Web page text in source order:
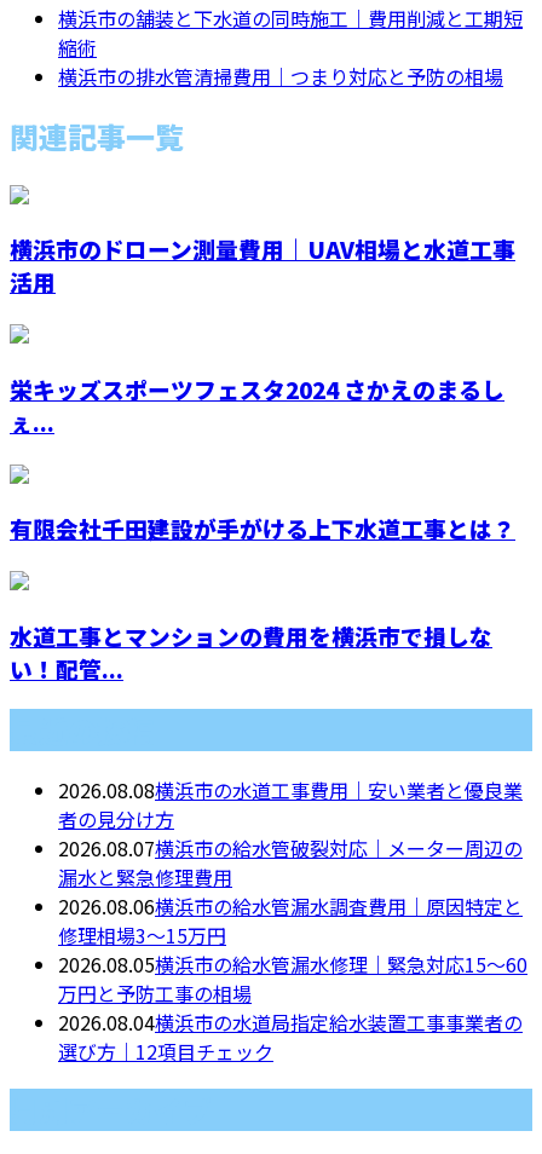
横浜市の舗装と下水道の同時施工｜費用削減と工期短
縮術
横浜市の排水管清掃費用｜つまり対応と予防の相場
関連記事一覧
横浜市のドローン測量費用｜UAV相場と水道工事
活用
栄キッズスポーツフェスタ2024 さかえのまるし
ぇ...
有限会社千田建設が手がける上下水道工事とは？
水道工事とマンションの費用を横浜市で損しな
い！配管...
2026.08.08横浜市の水道工事費用｜安い業者と優良業
者の見分け方
2026.08.07横浜市の給水管破裂対応｜メーター周辺の
漏水と緊急修理費用
2026.08.06横浜市の給水管漏水調査費用｜原因特定と
修理相場3〜15万円
2026.08.05横浜市の給水管漏水修理｜緊急対応15〜60
万円と予防工事の相場
2026.08.04横浜市の水道局指定給水装置工事事業者の
選び方｜12項目チェック